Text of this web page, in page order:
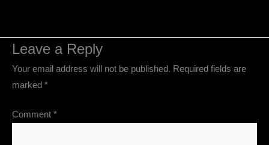
Leave a Reply
Your email address will not be published. Required fields are
marked *
Comment *